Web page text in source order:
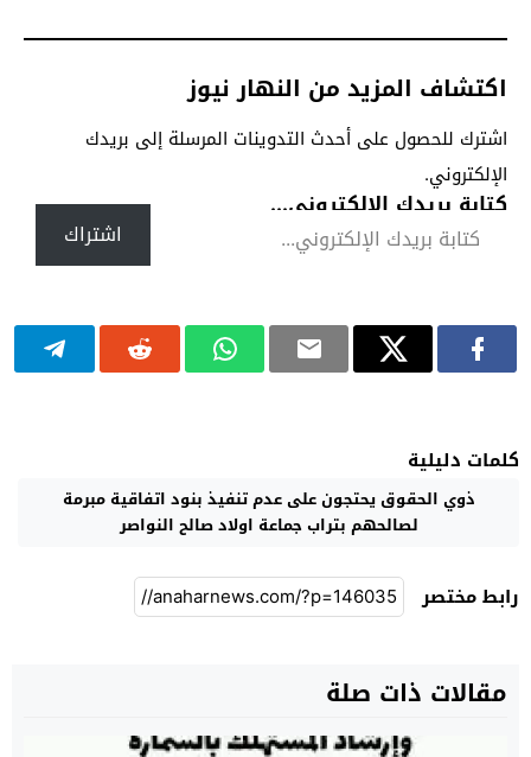
اكتشاف المزيد من النهار نيوز
اشترك للحصول على أحدث التدوينات المرسلة إلى بريدك
الإلكتروني.
كتابة بريدك الإلكتروني...
اشتراك
كلمات دليلية
ذوي الحقوق يحتجون على عدم تنفيذ بنود اتفاقية مبرمة
لصالحهم بتراب جماعة اولاد صالح النواصر
رابط مختصر
مقالات ذات صلة